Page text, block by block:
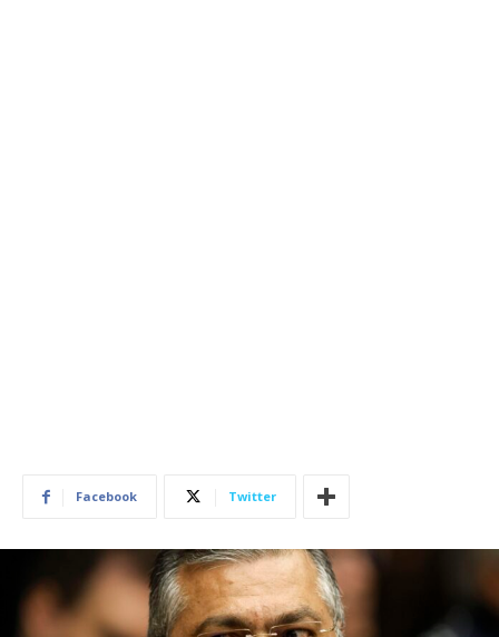
Facebook Twitter